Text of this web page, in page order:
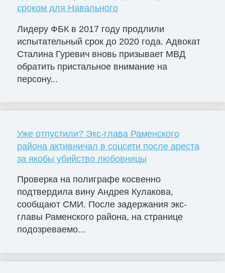
сроком для Навального
Лидеру ФБК в 2017 году продлили
испытательный срок до 2020 года. Адвокат
Сталина Гуревич вновь призывает МВД
обратить пристальное внимание на
персону...
Уже отпустили? Экс-глава Раменского
района активничал в соцсети после ареста
за якобы убийство любовницы
Проверка на полиграфе косвенно
подтвердила вину Андрея Кулакова,
сообщают СМИ. После задержания экс-
главы Раменского района, на странице
подозреваемо...